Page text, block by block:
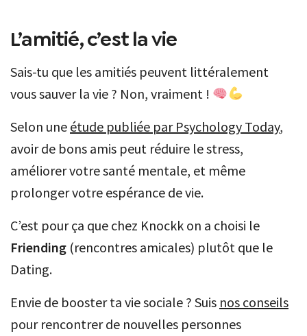
L’amitié, c’est la vie
Sais-tu que les amitiés peuvent littéralement
vous sauver la vie ? Non, vraiment !
Selon une étude publiée par Psychology Today,
avoir de bons amis peut réduire le stress,
améliorer votre santé mentale, et même
prolonger votre espérance de vie.
C’est pour ça que chez Knockk on a choisi le
Friending (rencontres amicales) plutôt que le
Dating.
Envie de booster ta vie sociale ? Suis nos conseils
pour rencontrer de nouvelles personnes